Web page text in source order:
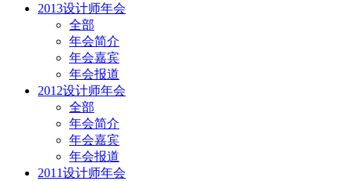
2013设计师年会
全部
年会简介
年会嘉宾
年会报道
2012设计师年会
全部
年会简介
年会嘉宾
年会报道
2011设计师年会